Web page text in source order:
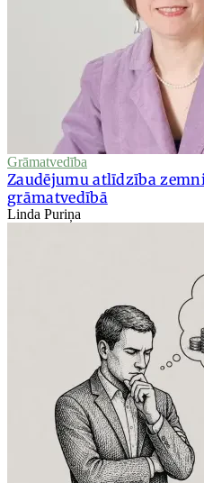
Grāmatvedība
Zaudējumu atlīdzība
grāmatvedībā
Linda Puriņa